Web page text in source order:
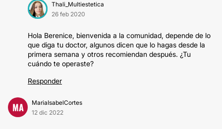
Thali_Multiestetica
26 feb 2020
Hola Berenice, bienvenida a la comunidad, depende de lo
que diga tu doctor, algunos dicen que lo hagas desde la
primera semana y otros recomiendan después. ¿Tu
cuándo te operaste?
Responder
MA
MariaIsabelCortes
12 dic 2022